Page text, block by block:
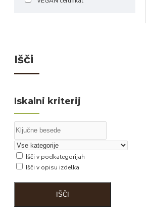
Išči
Iskalni kriterij
Išči v podkategorijah
Išči v opisu izdelka
IŠČI